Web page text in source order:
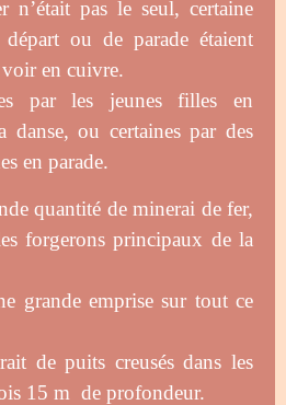
n’était pas le seul, certaine
ou de parade étaient
en cuivre.
par les jeunes filles en
ou certaines par des
en parade.
quantité de minerai de fer,
forgerons principaux de la
grande emprise sur tout ce
de puits creusés dans les
15 m de profondeur.